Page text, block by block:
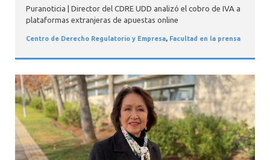
Puranoticia | Director del CDRE UDD analizó el cobro de IVA a
plataformas extranjeras de apuestas online
Centro de Derecho Regulatorio y Empresa, Facultad en la prensa